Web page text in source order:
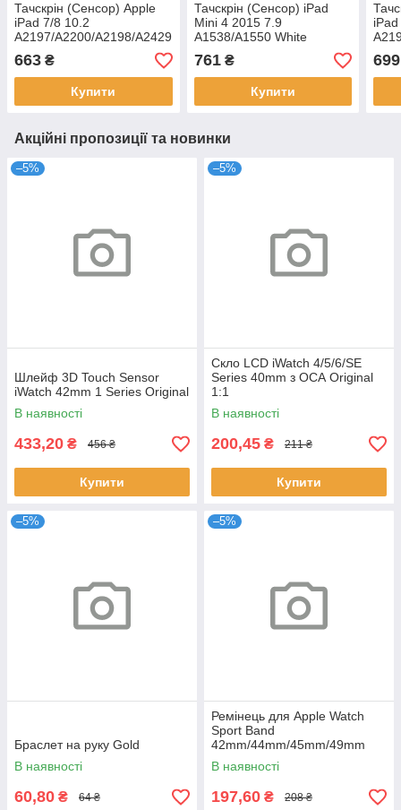
Тачскрін (Сенсор) Apple
iPad 7/8 10.2
A2197/A2200/A2198/A2429
Оригінал
663 ₴
Купити
Тачскрін (Сенсор) iPad
Mini 4 2015 7.9
A1538/A1550 White
761₴
Купити
699
Акційні пропозиції та новинки
–5%
Шлейф 3D Touch Sensor
iWatch 42mm 1 Series Original
В наявності
433,20 ₴ 456 ₴
Купити
–5%
Скло LCD iWatch 4/5/6/SE
Series 40mm з ОСА Original
1:1
В наявності
200,45 ₴ 211 ₴
Купити
–5%
Браслет на руку Gold
В наявності
60,80 ₴ 64 ₴
–5%
Ремінець для Apple Watch
Sport Band
42mm/44mm/45mm/49mm
Dark Green
В наявності
197,60 ₴ 208 ₴